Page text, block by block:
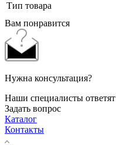
Тип товара
Вам понравится
Нужна консультация?
Наши специалисты
Задать вопрос
Каталог
Контакты